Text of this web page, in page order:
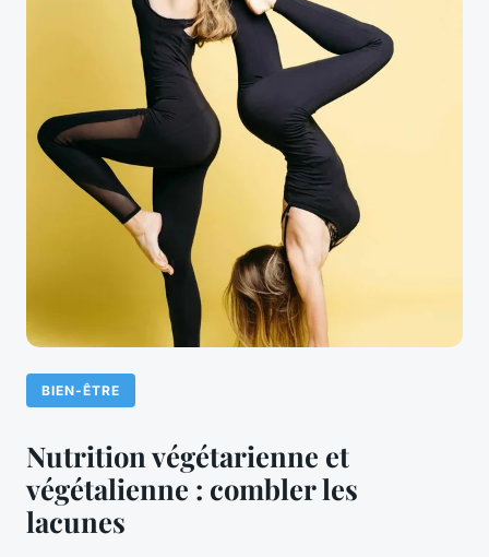
BIEN-ÊTRE
Nutrition végétarienne et
végétalienne : combler les
lacunes